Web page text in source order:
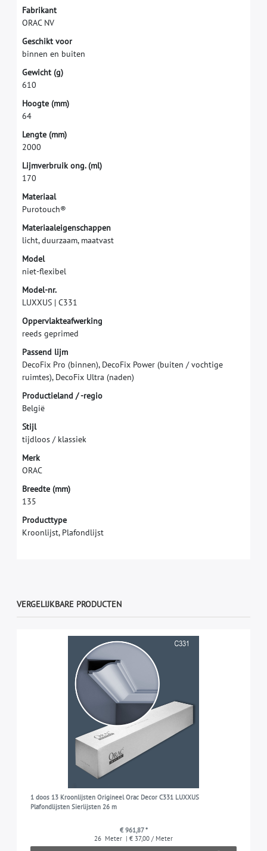
Fabrikant
ORAC NV
Geschikt voor
binnen en buiten
Gewicht (g)
610
Hoogte (mm)
64
Lengte (mm)
2000
Lijmverbruik ong. (ml)
170
Materiaal
Purotouch®
Materiaaleigenschappen
licht, duurzaam, maatvast
Model
niet-fexibel
Model-nr.
LUXXUS | C331
Oppervlakteafwerking
reeds geprimed
Passend lijm
DecoFix Pro (binnen), DecoFix Power (buiten / vochtige
ruimtes), DecoFix Ultra (naden)
Productieland /-regio
België
Stijl
tijdloos / klassiek
Merk
ORAC
Breedte (mm)
135
Producttype
Kroonlijst, Plafondlijst
VERGELIJKBARE PRODUCTEN
1 doos 13 Kroonlijsten Origineel Orac Decor C331 LUXXUS
Plafondlijsten Sierlijsten 26 m
€ 961,87 *
26 Meter | € 37,00 / Meter